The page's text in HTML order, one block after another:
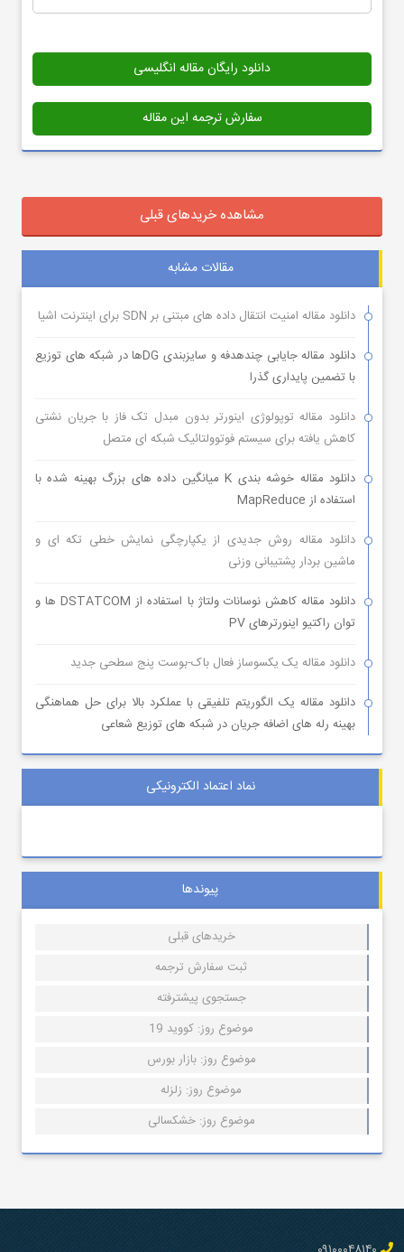
دانلود رایگان مقاله انگلیسی
سفارش ترجمه این مقاله
مشاهده خریدهای قبلی
مقالات مشابه
دانلود مقاله امنیت انتقال داده های مبتنی بر SDN برای اینترنت اشیا
دانلود مقاله جایابی چندهدفه و سایزبندی DGها در شبکه های توزیع
با تضمین پایداری گذرا
دانلود مقاله توپولوژی اینورتر بدون مبدل تک فاز با جریان نشتی
کاهش یافته برای سیستم فوتوولتائیک شبکه ای متصل
دانلود مقاله خوشه بندی K میانگین داده های بزرگ بهینه شده با
استفاده از MapReduce
دانلود مقاله روش جدیدی از یکپارچگی نمایش خطی تکه ای و
ماشین بردار پشتیبانی وزنی
دانلود مقاله کاهش نوسانات ولتاژ با استفاده از DSTATCOM ها و
توان راکتیو اینورترهای PV
دانلود مقاله یک یکسوساز فعال باک-بوست پنج سطحی جدید
دانلود مقاله یک الگوریتم تلفیقی با عملکرد بالا برای حل هماهنگی
بهینه رله های اضافه جریان در شبکه های توزیع شعاعی
نماد اعتماد الکترونیکی
پیوندها
خریدهای قبلی
ثبت سفارش ترجمه
جستجوی پیشترفته
موضوع روز: کووید 19
موضوع روز: بازار بورس
موضوع روز: زلزله
موضوع روز: خشکسالی